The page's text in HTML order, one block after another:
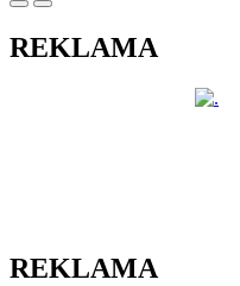
REKLAMA
REKLAMA